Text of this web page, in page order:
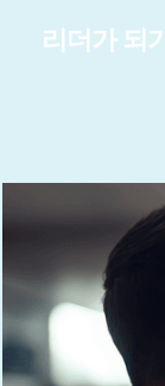
리더가 되